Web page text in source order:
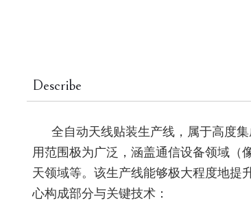
Describe
全自动天线贴装生产线，属于高度
用范围极为广泛，涵盖通信设备领域（
天领域等。该生产线能够极大程度地提
心构成部分与关键技术：